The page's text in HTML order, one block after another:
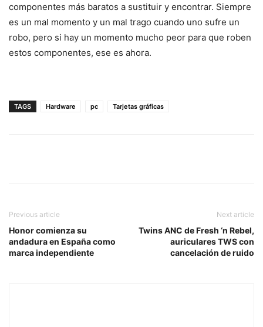
componentes más baratos a sustituir y encontrar. Siempre
es un mal momento y un mal trago cuando uno sufre un
robo, pero si hay un momento mucho peor para que roben
estos componentes, ese es ahora.
TAGS Hardware pc Tarjetas gráficas
Previous article
Honor comienza su
andadura en España como
marca independiente
Next article
Twins ANC de Fresh ‘n Rebel,
auriculares TWS con
cancelación de ruido